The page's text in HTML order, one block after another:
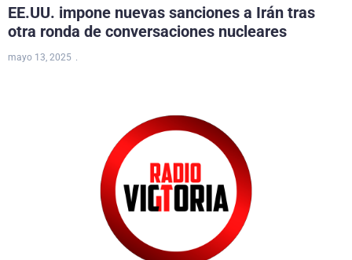
EE.UU. impone nuevas sanciones a Irán tras
otra ronda de conversaciones nucleares
mayo 13, 2025